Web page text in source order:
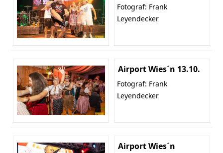
Fotograf: Frank
Leyendecker
Airport Wies´n 13.10.
Fotograf: Frank
Leyendecker
Airport Wies´n